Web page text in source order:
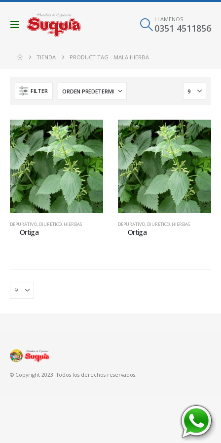
LLAMENOS
0351 4511856
TIENDA PRODUCT TAG - MALA HIERBA
FILTER
DEPURATIVO, DIURETICO, HIERBAS
Ortiga
DEPURATIVO, DIURETICO, HIERBAS
Ortiga
© Copyright 2023. Todos los derechos reservados.